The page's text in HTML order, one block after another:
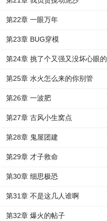
第22章 一眼万年
第23章 BUG穿模
第24章 挑了个又强又没坏心眼的
第25章 水火怎么来的你别管
第26章 一波肥
第27章 古风小生窝点
第28章 鬼屋团建
第29章 才子救命
第30章 细思极恐
第31章 不是这几人谁啊
第32章 爆火的帖子